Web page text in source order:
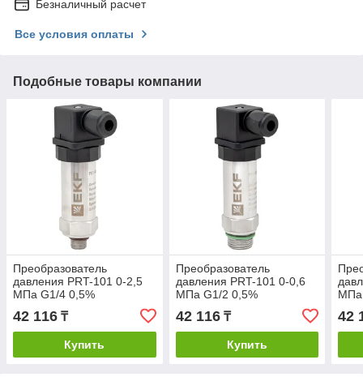
Безналичный расчет
Все условия оплаты
Подобные товары компании
Преобразователь
давления PRT-101 0-2,5
MПа G1/4 0,5%
42 116 ₸
Купить
Преобразователь
давления PRT-101 0-0,6
MПа G1/2 0,5%
42 116₸
Купить
42